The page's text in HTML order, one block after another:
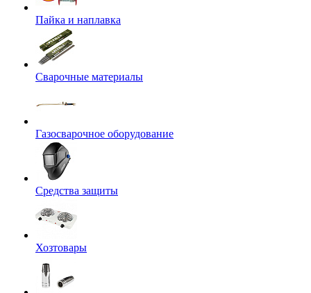
Пайка и наплавка
Сварочные материалы
Газосварочное оборудование
Средства защиты
Хозтовары